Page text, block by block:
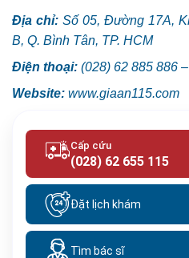
Địa chỉ: Số 05, Đường 17A,
B, Q. Bình Tân, TP. HCM
Điện thoại: (028) 62 885 886
Website: www.giaan115.com
Cấp cứu
(028) 62 655 115
Đặt lịch khám
Tìm bác sĩ